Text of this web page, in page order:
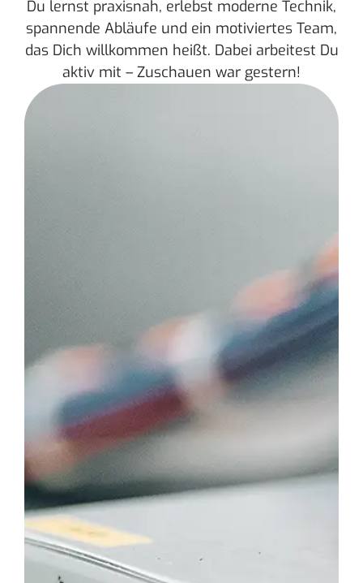
Du lernst praxisnah, erlebst moderne Technik,
spannende Abläufe und ein motiviertes Team,
das Dich willkommen heißt. Dabei arbeitest Du
aktiv mit – Zuschauen war gestern!